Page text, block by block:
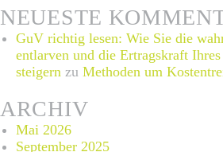
NEUESTE
GuV richtig lesen: Wie Sie die
entlarven und die Ertragskraft
steigern zu Methoden um
ARCHIV
Mai 2026
September 2025